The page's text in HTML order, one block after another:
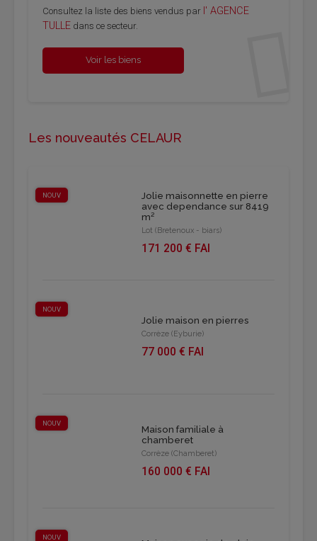
Consultez la liste des biens vendus par l' AGENCE
TULLE dans ce secteur.
Voir les biens
Les nouveautés CELAUR
NOUV
Jolie maisonnette en pierre
avec dependance sur 8419
m²
Lot (Bretenoux - biars)
171 200 € FAI
NOUV
Jolie maison en pierres
Corrèze (Eyburie)
77 000 € FAI
NOUV
Maison familiale à
chamberet
Corrèze (Chamberet)
160 000 € FAI
NOUV